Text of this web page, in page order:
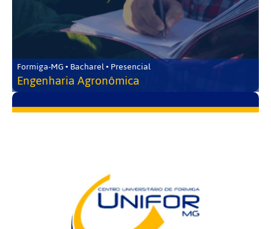
Formiga-MG • Bacharel • Presencial
Engenharia Agronômica